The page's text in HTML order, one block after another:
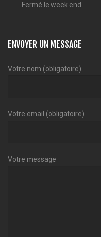
Fermé le week end
ENVOYER UN MESSAGE
Votre nom (obligatoire)
Votre email (obligatoire)
Votre message